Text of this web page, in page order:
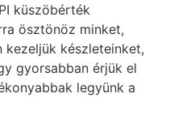
küszöbérték
ösztönöz minket,
kezeljük készleteinket,
gyorsabban érjük el
legyünk a